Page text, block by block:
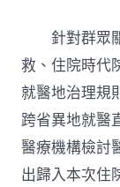
針對群眾
救、住院時代
就醫地治理規
跨省異地就醫
醫療機構檢討
出歸入本次住